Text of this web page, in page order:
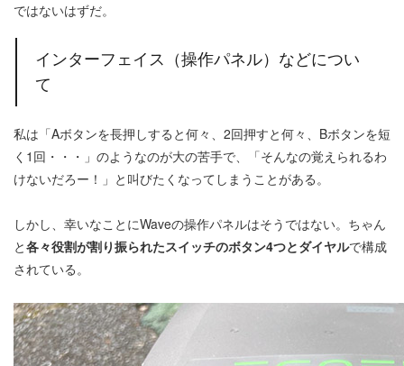
ではないはずだ。
インターフェイス（操作パネル）などについ
て
私は「Aボタンを長押しすると何々、2回押すと何々、Bボタンを短
く1回・・・」のようなのが大の苦手で、「そんなの覚えられるわ
けないだろー！」と叫びたくなってしまうことがある。
しかし、幸いなことにWaveの操作パネルはそうではない。ちゃん
と各々役割が割り振られたスイッチのボタン4つとダイヤルで構成
されている。